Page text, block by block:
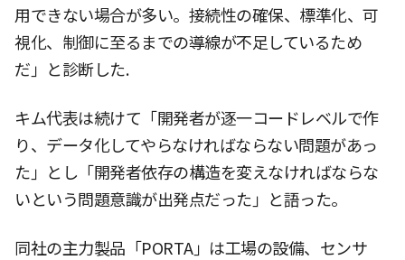
用できない場合が多い。接続性の確保、標準化、可
視化、制御に至るまでの導線が不足しているため
だ」と診断した.
キム代表は続けて「開発者が逐一コードレベルで作
り、データ化してやらなければならない問題があっ
た」とし「開発者依存の構造を変えなければならな
いという問題意識が出発点だった」と語った。
同社の主力製品「PORTA」は工場の設備、センサ